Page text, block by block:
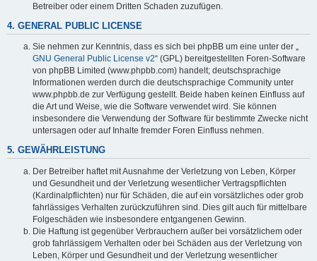
Betreiber oder einem Dritten Schaden zuzufügen.
4. GENERAL PUBLIC LICENSE
Sie nehmen zur Kenntnis, dass es sich bei phpBB um eine unter der „
GNU General Public License v2“ (GPL) bereitgestellten Foren-Software
von phpBB Limited (www.phpbb.com) handelt; deutschsprachige
Informationen werden durch die deutschsprachige Community unter
www.phpbb.de zur Verfügung gestellt. Beide haben keinen Einfluss auf
die Art und Weise, wie die Software verwendet wird. Sie können
insbesondere die Verwendung der Software für bestimmte Zwecke nicht
untersagen oder auf Inhalte fremder Foren Einfluss nehmen.
5. GEWÄHRLEISTUNG
Der Betreiber haftet mit Ausnahme der Verletzung von Leben, Körper
und Gesundheit und der Verletzung wesentlicher Vertragspflichten
(Kardinalpflichten) nur für Schäden, die auf ein vorsätzliches oder grob
fahrlässiges Verhalten zurückzuführen sind. Dies gilt auch für mittelbare
Folgeschäden wie insbesondere entgangenen Gewinn.
Die Haftung ist gegenüber Verbrauchern außer bei vorsätzlichem oder
grob fahrlässigem Verhalten oder bei Schäden aus der Verletzung von
Leben, Körper und Gesundheit und der Verletzung wesentlicher